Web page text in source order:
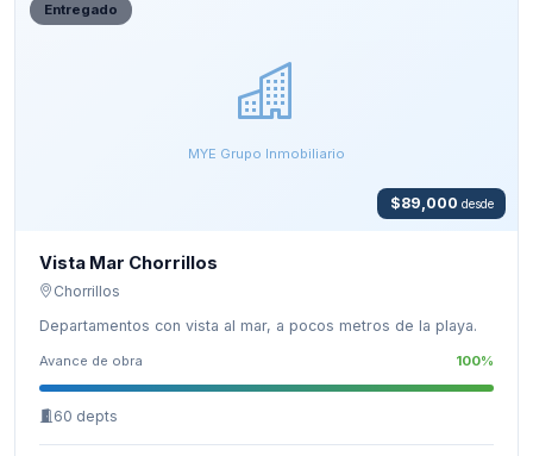
MYE Grupo Inmobiliario
Entregado
$89,000 desde
Vista Mar Chorrillos
Chorrillos
Departamentos con vista al mar, a pocos metros de la playa.
Avance de obra 100%
60 depts